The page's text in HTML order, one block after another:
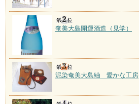
奄美大島開運酒造（見学）
泥染奄美大島紬 愛かな工房